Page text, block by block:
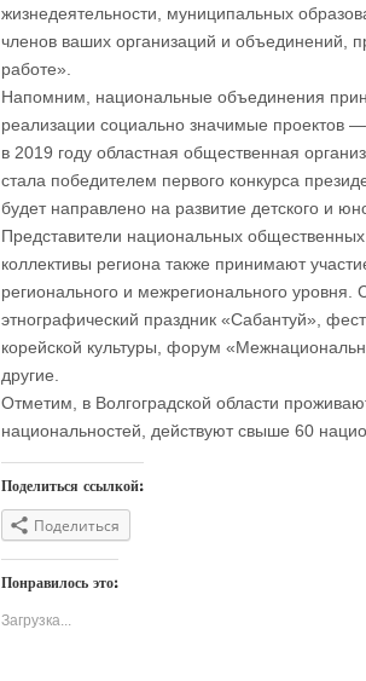
жизнедеятельности, муниципальных
членов ваших организаций и объединений,
работе».
Напомним, национальные объединения
реализации социально значимые проектов
в 2019 году областная общественная
стала победителем первого конкурса
будет направлено на развитие детского и
Представители национальных
коллективы региона также принимают
регионального и межрегионального
этнографический праздник «Сабантуй»,
корейской культуры, форум
другие.
Отметим, в Волгоградской области
национальностей, действуют свыше 60
Поделиться ссылкой:
Поделиться
Понравилось это:
Загрузка...